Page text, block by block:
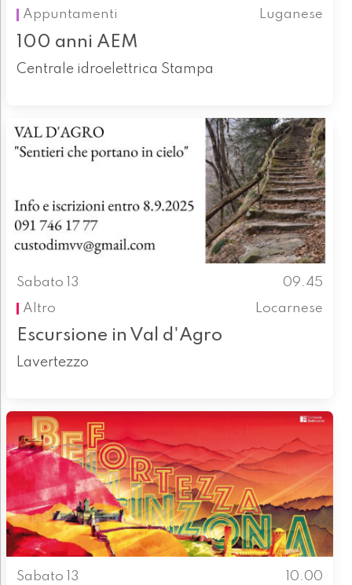
Appuntamenti
Luganese
100 anni AEM
Centrale idroelettrica Stampa
Sabato 13
09.45
Altro
Locarnese
Escursione in Val d'Agro
Lavertezzo
Sabato 13
10.00